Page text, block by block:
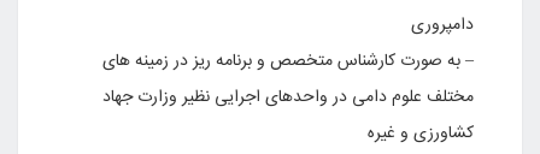
دامپروری
– به صورت کارشناس متخصص و برنامه ریز در زمینه های
مختلف علوم دامی در واحدهای اجرایی نظیر وزارت جهاد
کشاورزی و غیره